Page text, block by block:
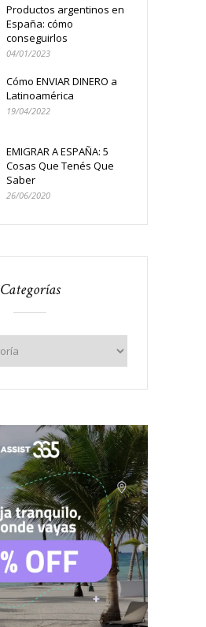
Productos argentinos en
España: cómo
conseguirlos
04/01/2023
Cómo ENVIAR DINERO a
Latinoamérica
19/04/2022
EMIGRAR A ESPAÑA: 5
Cosas Que Tenés Que
Saber
26/06/2020
Categorías